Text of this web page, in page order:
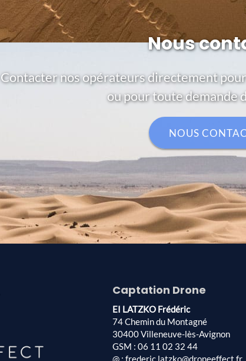
Nous
Contacter nos opérateurs directement
ou pour toute demande
NOUS
Captation Drone
EI LATZKO Frédéric
74 Chemin du Montagné
30400 Villeneuve-lès-Avignon
GSM : 06 11 02 32 44
@ : frederic.latzko@droneeffect.fr